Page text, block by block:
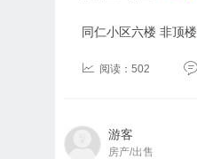
同仁小区六楼 非顶楼
阅读：502
游客
房产/出售